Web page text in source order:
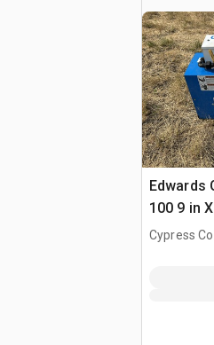
Edwards
100 9 in
Heater
Cypress